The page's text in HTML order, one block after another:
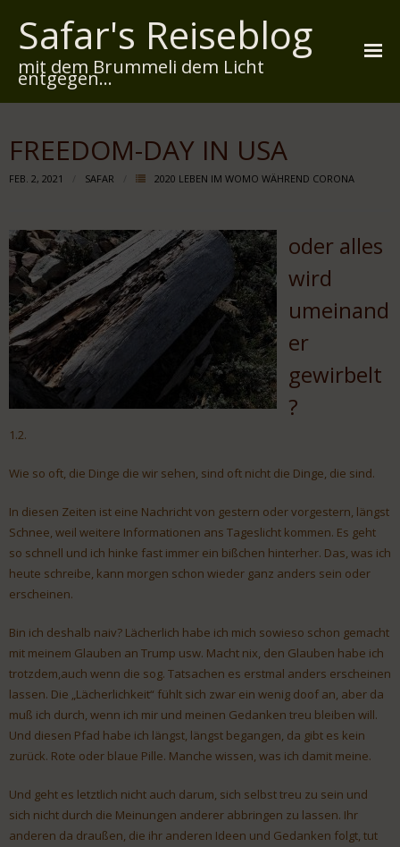
Safar's Reiseblog
mit dem Brummeli dem Licht
entgegen...
Über mich
Widmung
Kontakt
Impressum
Datenschutz
FREEDOM-DAY IN USA
FEB. 2, 2021 SAFAR 2020 LEBEN IM WOMO WÄHREND CORONA
oder alles
wird
umeinand
er
gewirbelt
?
1.2.
Wie so oft, die Dinge die wir sehen, sind oft nicht die Dinge, die sind.
In diesen Zeiten ist eine Nachricht von gestern oder vorgestern, längst
Schnee, weil weitere Informationen ans Tageslicht kommen. Es geht
so schnell und ich hinke fast immer ein bißchen hinterher. Das, was ich
heute schreibe, kann morgen schon wieder ganz anders sein oder
erscheinen.
Bin ich deshalb naiv? Lächerlich habe ich mich sowieso schon gemacht
mit meinem Glauben an Trump usw. Macht nix, den Glauben habe ich
trotzdem,auch wenn die sog. Tatsachen es erstmal anders erscheinen
lassen. Die „Lächerlichkeit“ fühlt sich zwar ein wenig doof an, aber da
muß ich durch, wenn ich mir und meinen Gedanken treu bleiben will.
Und diesen Pfad habe ich längst, längst begangen, da gibt es kein
zurück. Rote oder blaue Pille. Manche wissen, was ich damit meine.
Und geht es letztlich nicht auch darum, sich selbst treu zu sein und
sich nicht durch die Meinungen anderer abbringen zu lassen. Ihr
anderen da draußen, die ihr anderen Ideen und Gedanken folgt, tut